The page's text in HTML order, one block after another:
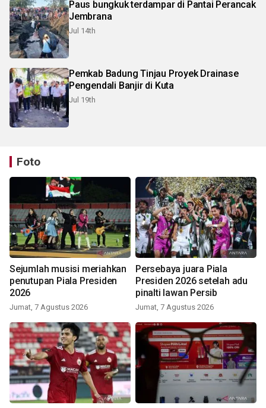
Paus bungkuk terdampar di Pantai Perancak
Jembrana
Jul 14th
Pemkab Badung Tinjau Proyek Drainase
Pengendali Banjir di Kuta
Jul 19th
Foto
Sejumlah musisi meriahkan
penutupan Piala Presiden
2026
Jumat, 7 Agustus 2026
Persebaya juara Piala
Presiden 2026 setelah adu
pinalti lawan Persib
Jumat, 7 Agustus 2026